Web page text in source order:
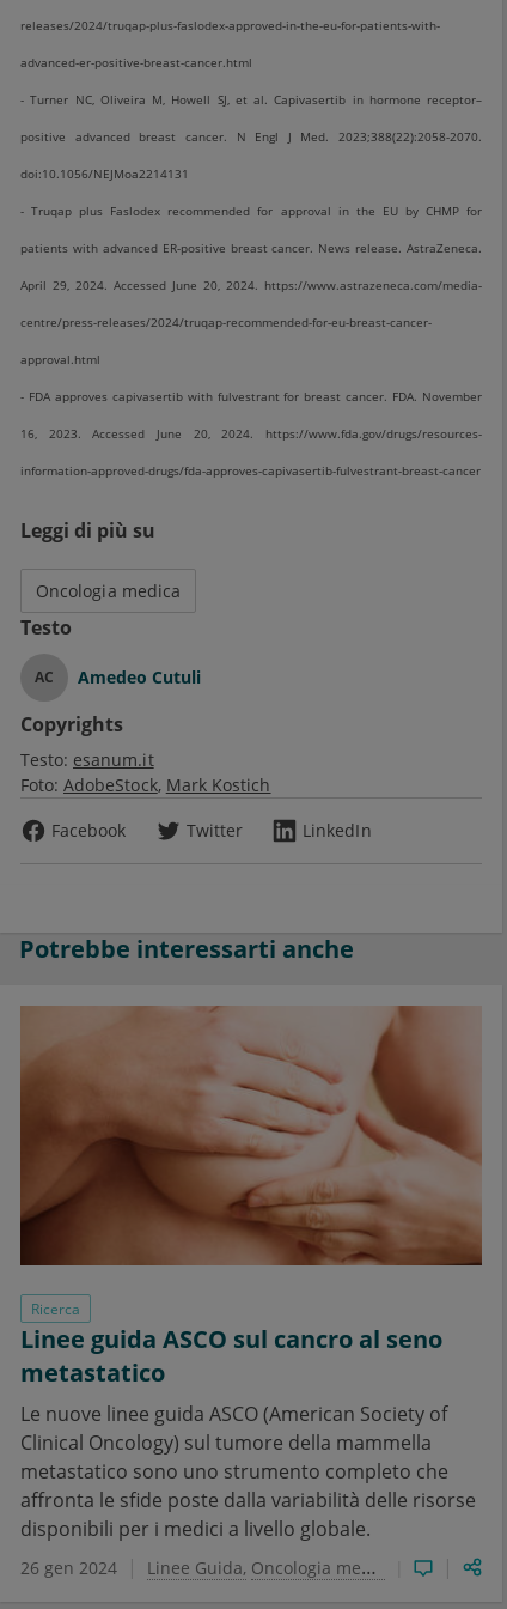
releases/2024/truqap-plus-faslodex-approved-in-the-eu-for-patients-with-
advanced-er-positive-breast-cancer.html
- Turner NC, Oliveira M, Howell SJ, et al. Capivasertib in hormone receptor–
positive advanced breast cancer. N Engl J Med. 2023;388(22):2058-2070.
doi:10.1056/NEJMoa2214131
- Truqap plus Faslodex recommended for approval in the EU by CHMP for
patients with advanced ER-positive breast cancer. News release. AstraZeneca.
April 29, 2024. Accessed June 20, 2024. https://www.astrazeneca.com/media-
centre/press-releases/2024/truqap-recommended-for-eu-breast-cancer-
approval.html
- FDA approves capivasertib with fulvestrant for breast cancer. FDA. November
16, 2023. Accessed June 20, 2024. https://www.fda.gov/drugs/resources-
information-approved-drugs/fda-approves-capivasertib-fulvestrant-breast-cancer
Leggi di più su
Oncologia medica
Testo
AC Amedeo Cutuli
Copyrights
Testo: esanum.it
Foto: AdobeStock Mark Kostich
Facebook
Twitter LinkedIn
Potrebbe interessarti anche
Ricerca
Linee guida ASCO sul cancro al seno
metastatico
Le nuove linee guida ASCO (American Society of
Clinical Oncology) sul tumore della mammella
metastatico sono uno strumento completo che
affronta le sfide poste dalla variabilità delle risorse
disponibili per i medici a livello globale.
26 gen 2024 Linee Guida Oncologia medica